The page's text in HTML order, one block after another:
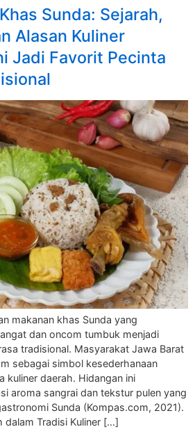
Sunda: Sejarah,
Alasan Kuliner
Jadi Favorit Pecinta
makanan khas Sunda yang
dan oncom tumbuk menjadi
tradisional. Masyarakat Jawa Barat
sebagai simbol kesederhanaan
kuliner daerah. Hidangan ini
aroma sangrai dan tekstur pulen yang
Sunda (Kompas.com, 2021).
dalam Tradisi Kuliner […]